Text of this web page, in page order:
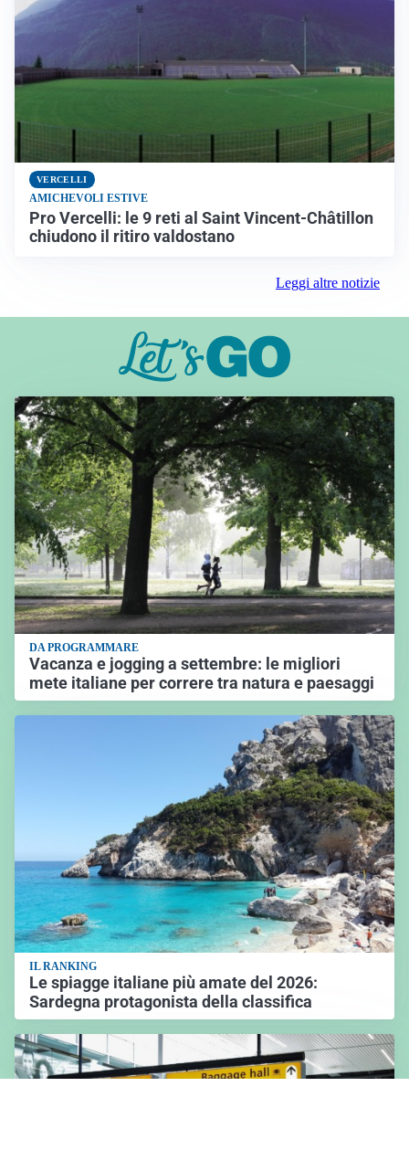
VERCELLI
AMICHEVOLI ESTIVE
Pro Vercelli: le 9 reti al Saint Vincent-Châtillon
chiudono il ritiro valdostano
Leggi altre notizie
DA PROGRAMMARE
Vacanza e jogging a settembre: le migliori
mete italiane per correre tra natura e paesaggi
IL RANKING
Le spiagge italiane più amate del 2026:
Sardegna protagonista della classifica